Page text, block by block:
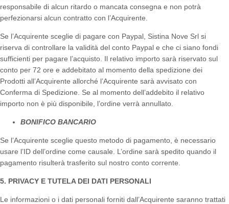
responsabile di alcun ritardo o mancata consegna e non potrà
perfezionarsi alcun contratto con l’Acquirente.
Se l’Acquirente sceglie di pagare con Paypal, Sistina Nove Srl si
riserva di controllare la validità del conto Paypal e che ci siano fondi
sufficienti per pagare l’acquisto. Il relativo importo sarà riservato sul
conto per 72 ore e addebitato al momento della spedizione dei
Prodotti all’Acquirente allorché l’Acquirente sarà avvisato con
Conferma di Spedizione. Se al momento dell’addebito il relativo
importo non è più disponibile, l’ordine verrà annullato.
BONIFICO BANCARIO
Se l’Acquirente sceglie questo metodo di pagamento, è necessario
usare l’ID dell’ordine come causale. L’ordine sarà spedito quando il
pagamento risulterà trasferito sul nostro conto corrente.
5. PRIVACY E TUTELA DEI DATI PERSONALI
Le informazioni o i dati personali forniti dall’Acquirente saranno trattati